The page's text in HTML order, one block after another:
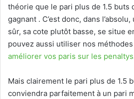
théorie que le pari plus de 1.5 buts
gagnant . C’est donc, dans
sûr, sa cote plutôt basse, se situe
pouvez aussi utiliser nos méthodes
améliorer vos paris sur les penaltys
Mais clairement le pari plus de 1.5
conviendra parfaitement à un pari